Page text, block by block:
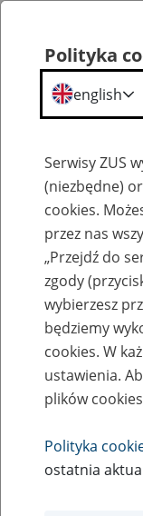
Komunikaty
ZUS w nocy
August
2020
Polityka
english
Serwisy ZUS
(niezbędne)
cookies.
przez nas
„Przejdź do
zgody
wybierzesz
będziemy
cookies. W
ustawienia.
plików
Polityka
ostatnia